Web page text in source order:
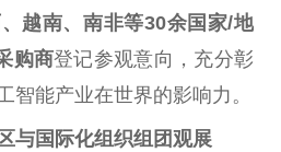
越南、南非等30余国家/地
购商登记参观意向，充分彰
智能产业在世界的影响力。
与国际化组织组团观展